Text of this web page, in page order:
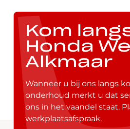
Kom
Honda
Alkmaar
Wanneer u bij ons langs
onderhoud merkt u dat
ons in het vaandel staat.
werkplaatsafspraak.